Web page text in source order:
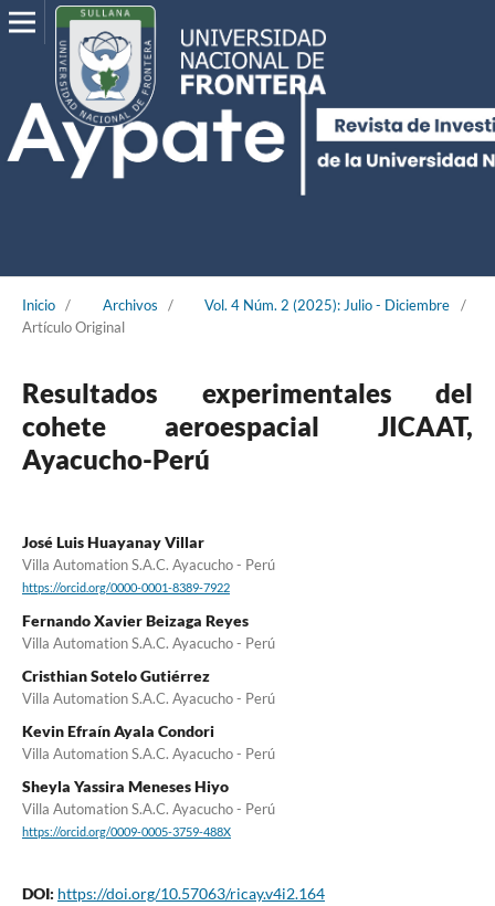
Inicio / Archivos / Vol. 4 Núm. 2 (2025): Julio - Diciembre
/
Artículo Original
Resultados experimentales del
cohete aeroespacial JICAAT,
Ayacucho-Perú
José Luis Huayanay Villar
Villa Automation S.A.C. Ayacucho - Perú
https://orcid.org/0000-0001-8389-7922
Fernando Xavier Beizaga Reyes
Villa Automation S.A.C. Ayacucho - Perú
Cristhian Sotelo Gutiérrez
Villa Automation S.A.C. Ayacucho - Perú
Kevin Efraín Ayala Condori
Villa Automation S.A.C. Ayacucho - Perú
Sheyla Yassira Meneses Hiyo
Villa Automation S.A.C. Ayacucho - Perú
https://orcid.org/0009-0005-3759-488X
DOI: https://doi.org/10.57063/ricay.v4i2.164